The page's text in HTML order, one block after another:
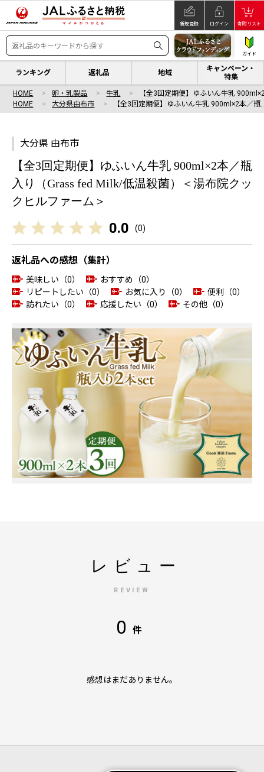
新規登録 ログイン 寄附リスト
ガイド
ランキング 返礼品 地域
キャンペーン・
特集
HOME 卵・乳製品 牛乳
【全3回定期便】ゆふいん牛乳
HOME
大分県由布市 【全3回定期便】ゆふいん牛乳 900ml×2本／瓶
大分県 由布市
【全3回定期便】ゆふいん牛乳 900ml×2本／瓶
入り（Grass fed Milk/低温殺菌）＜湯布院クッ
クヒルファーム＞
0.0 (0)
返礼品への感想（集計）
美味しい（0）
おすすめ（0）
リピートしたい（0）
お気に入り（0）
便利（0）
訪れたい（0）
応援したい（0） その他（0）
レビュー
REVIEW
0 件
感想はまだありません。